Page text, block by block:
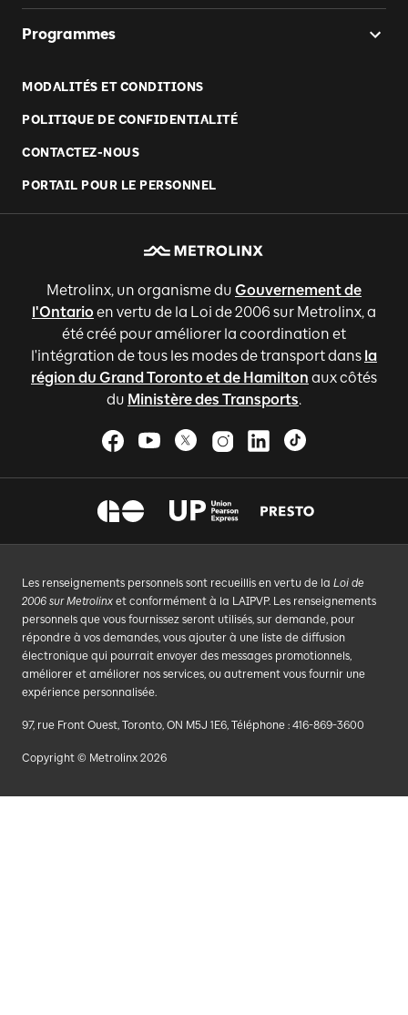
Programmes
MODALITÉS ET CONDITIONS
POLITIQUE DE CONFIDENTIALITÉ
CONTACTEZ-NOUS
PORTAIL POUR LE PERSONNEL
Metrolinx, un organisme du Gouvernement de
l'Ontario en vertu de la Loi de 2006 sur Metrolinx, a
été créé pour améliorer la coordination et
l'intégration de tous les modes de transport dans la
région du Grand Toronto et de Hamilton aux côtés
du Ministère des Transports.
Les renseignements personnels sont recueillis en vertu de la Loi de
2006 sur Metrolinx et conformément à la LAIPVP. Les renseignements
personnels que vous fournissez seront utilisés, sur demande, pour
répondre à vos demandes, vous ajouter à une liste de diffusion
électronique qui pourrait envoyer des messages promotionnels,
améliorer et améliorer nos services, ou autrement vous fournir une
expérience personnalisée.
97, rue Front Ouest, Toronto, ON M5J 1E6, Téléphone : 416-869-3600
Copyright © Metrolinx 2026